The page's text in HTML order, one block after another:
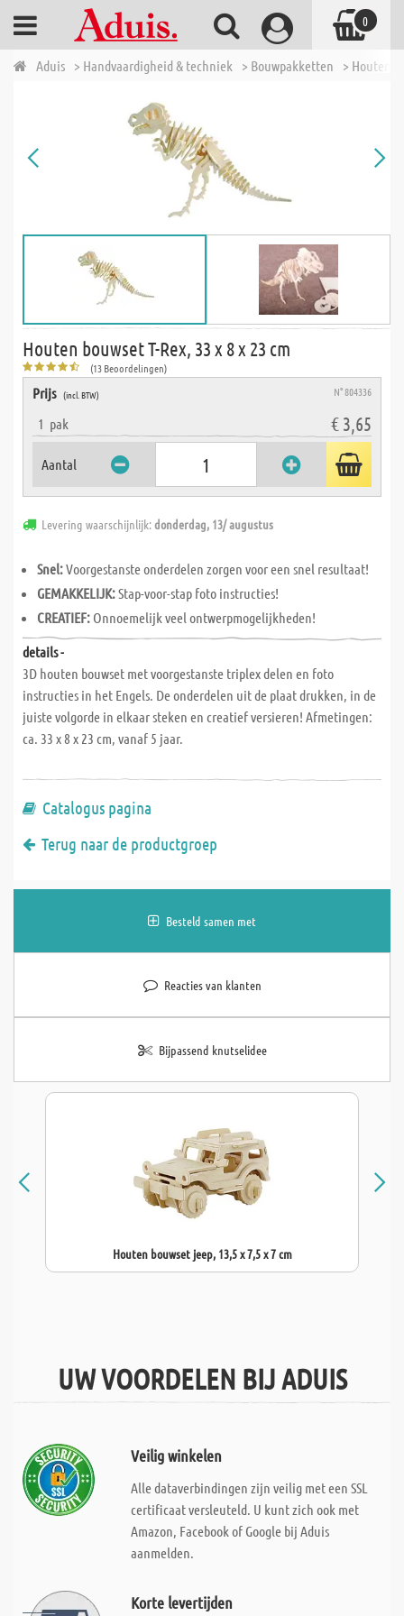
Aduis > Handvaardigheid & techniek > Bouwpakketten > Houten
Houten bouwset T-Rex, 33 x 8 x 23 cm
(13 Beoordelingen)
Prijs (incl. BTW) N° 804336
1 pak € 3,65
Aantal
Levering waarschijnlijk:donderdag, 13/ augustus
Snel:Voorgestanste onderdelen zorgen voor een snel resultaat!
GEMAKKELIJK:Stap-voor-stap foto instructies!
CREATIEF: Onnoemelijk veel ontwerpmogelijkheden!
details -
3D houten bouwset met voorgestanste triplex delen en foto
instructies in het Engels. De onderdelen uit de plaat drukken, in de
juiste volgorde in elkaar steken en creatief versieren! Afmetingen:
ca. 33 x 8 x 23 cm, vanaf 5 jaar.
Catalogus pagina
Terug naar de productgroep
Besteld samen met
Reacties van klanten
Bijpassend knutselidee
Houten bouwset jeep, 13,5 x 7,5 x 7 cm
UW VOORDELEN BIJ ADUIS
Veilig winkelen
Alle dataverbindingen zijn veilig met een SSL
certificaat versleuteld. U kunt zich ook met
Amazon, Facebook of Google bij Aduis
aanmelden.
Korte levertijden
0